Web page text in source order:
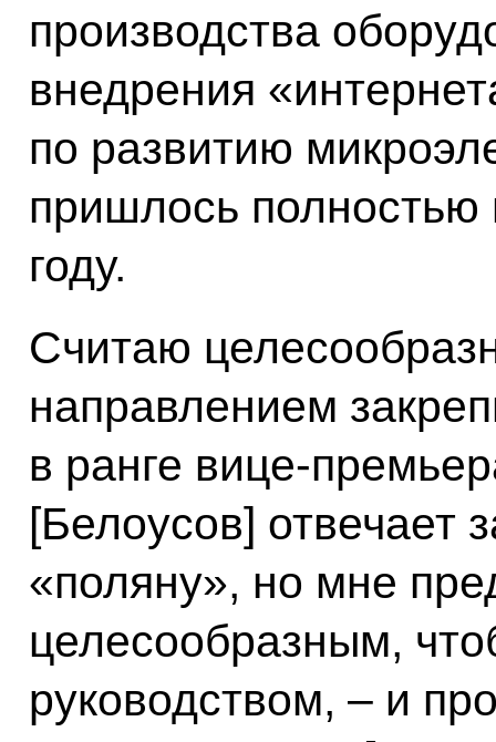
производства
внедрения
по развитию
пришлось полностью
году.
Считаю
направлением
в ранге вице-
[Белоусов] отвечает
«поляну», но мне
целесообразным,
руководством, – и